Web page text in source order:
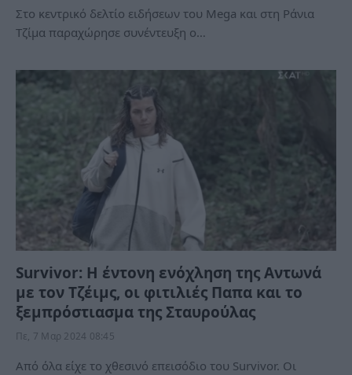
Στο κεντρικό δελτίο ειδήσεων του Mega και στη Ράνια
Τζίμα παραχώρησε συνέντευξη ο…
Survivor: Η έντονη ενόχληση της Αντωνά
με τον Τζέιμς, οι φιτιλιές Παπα και το
ξεμπρόστιασμα της Σταυρούλας
Πε, 7 Μαρ 2024 08:45
Από όλα είχε το χθεσινό επεισόδιο του Survivor. Οι